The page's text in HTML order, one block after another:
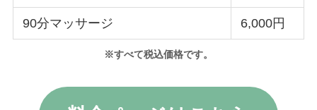
90分マッサージ 6,000円
※すべて税込価格です。